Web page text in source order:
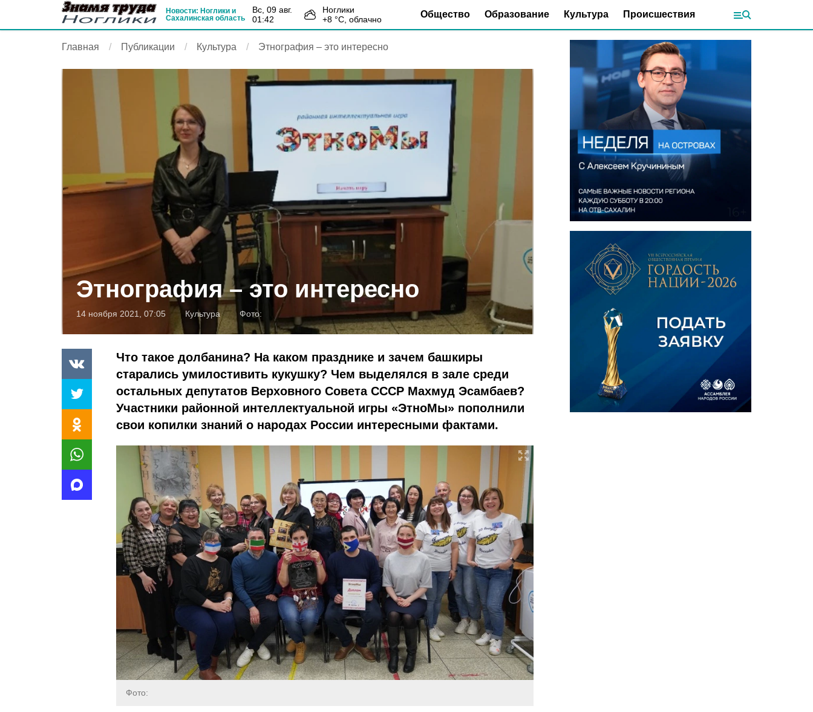
Новости: Ноглики и
Сахалинская область
вс, 09 авг.
01:42
Ноглики
+8 °С, облачно Общество Образование Культура Происшествия
Главная Публикации Культура Этнография – это интересно
Этнография – это интересно
14 ноября 2021, 07:05 Культура Фото:
Что такое долбанина? На каком празднике и зачем башкиры
старались умилостивить кукушку? Чем выделялся в зале среди
остальных депутатов Верховного Совета СССР Махмуд Эсамбаев?
Участники районной интеллектуальной игры «ЭтноМы» пополнили
свои копилки знаний о народах России интересными фактами.
Фото: